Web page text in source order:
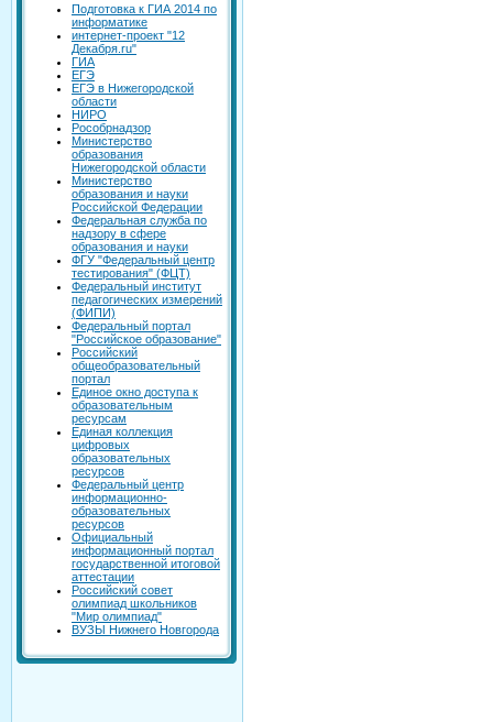
Подготовка к ГИА 2014 по
информатике
интернет-проект "12
Декабря.ru"
ГИА
ЕГЭ
ЕГЭ в Нижегородской
области
НИРО
Рособрнадзор
Министерство
образования
Нижегородской области
Министерство
образования и науки
Российской Федерации
Федеральная служба по
надзору в сфере
образования и науки
ФГУ "Федеральный центр
тестирования" (ФЦТ)
Федеральный институт
педагогических измерений
(ФИПИ)
Федеральный портал
"Российское образование"
Российский
общеобразовательный
портал
Единое окно доступа к
образовательным
ресурсам
Единая коллекция
цифровых
образовательных
ресурсов
Федеральный центр
информационно-
образовательных
ресурсов
Официальный
информационный портал
государственной итоговой
аттестации
Российский совет
олимпиад школьников
"Мир олимпиад"
ВУЗЫ Нижнего Новгорода